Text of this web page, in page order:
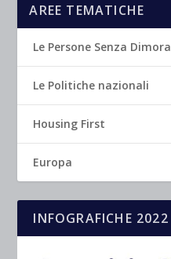
AREE TEMATICHE
Le Persone Senza Dimora
Le Politiche nazionali
Housing First
Europa
INFOGRAFICHE 2022